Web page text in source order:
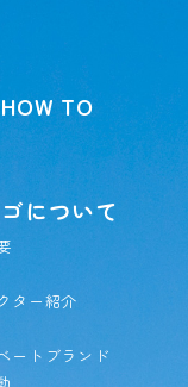
TO
について
ター紹介
ートブランド